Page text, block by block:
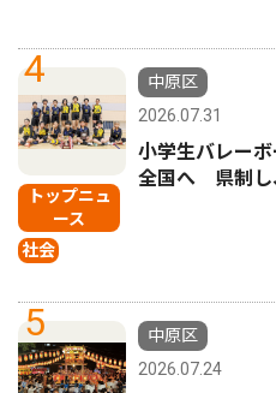
4
トップニュ
ース
社会
中原区
2026.07.31
小学生バレー
全国へ 県制し
5
中原区
2026.07.24